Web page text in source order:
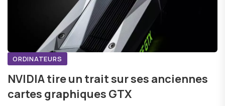
ORDINATEURS
NVIDIA tire un trait sur ses anciennes
cartes graphiques GTX